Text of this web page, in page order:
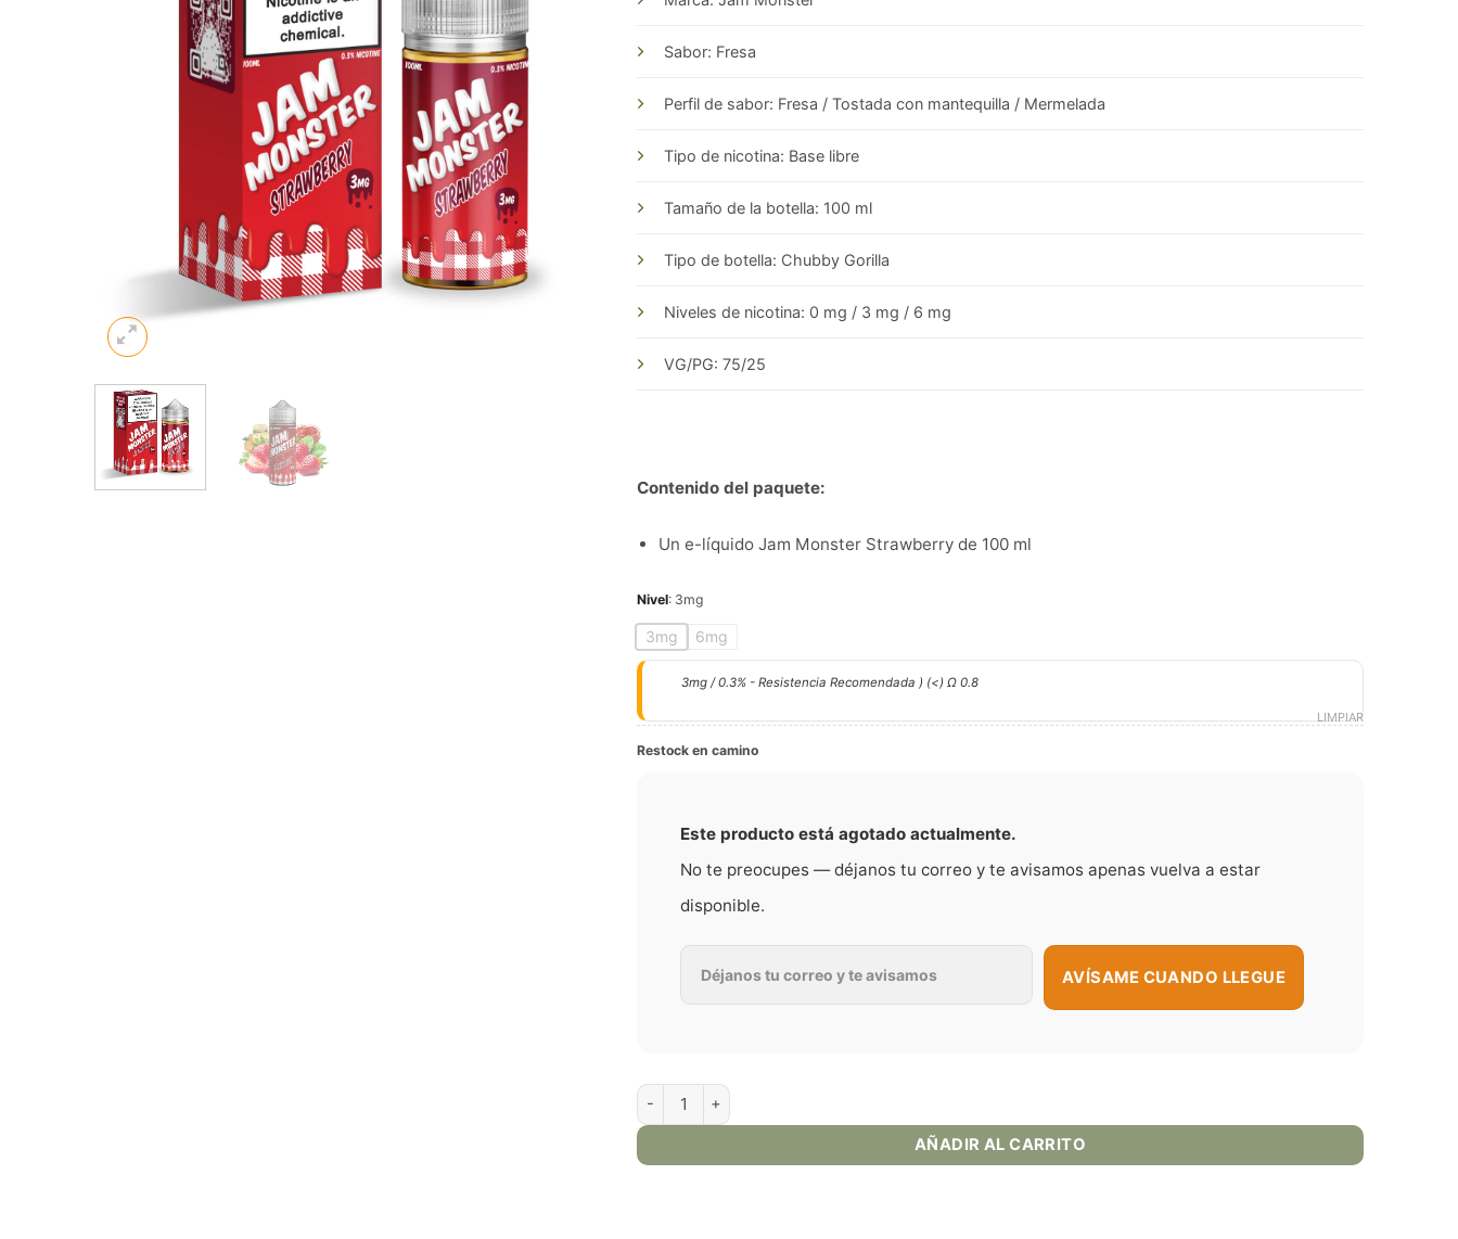
Sabor: Fresa
Perfil de sabor: Fresa / Tostada con mantequilla / Mermelada
Tipo de nicotina: Base libre
Tamaño de la botella: 100 ml
Tipo de botella: Chubby Gorilla
Niveles de nicotina: 0 mg / 3 mg / 6 mg
VG/PG: 75/25
Contenido del paquete:
Un e-líquido Jam Monster Strawberry de 100 ml
Nivel: 3mg
3mg 6mg
LIMPIAR
3mg / 0.3% - Resistencia Recomendada ) (<) Ω 0.8
Restock en camino
Este producto está agotado actualmente.
No te preocupes — déjanos tu correo y te avisamos apenas vuelva a estar
disponible.
AVÍSAME CUANDO LLEGUE
Jam Monster Strawberry 100ml E-Juice cantidad
AÑADIR AL CARRITO